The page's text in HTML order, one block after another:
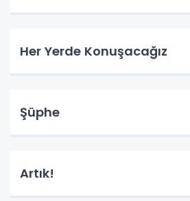
Her Yerde Konuşacağız
Şüphe
Artık!